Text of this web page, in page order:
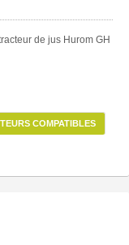
de jus Hurom GH
COMPATIBLES